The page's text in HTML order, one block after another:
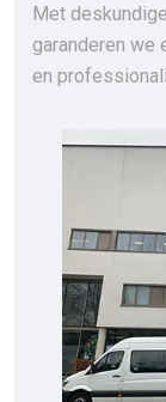
Met
garanderen we
en